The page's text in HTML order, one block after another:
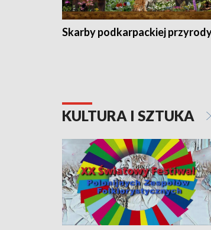
Skarby podkarpackiej
KULTURA I SZTUKA